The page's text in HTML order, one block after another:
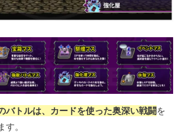
バトルは、カードを使った奥深い戦闘 を
。